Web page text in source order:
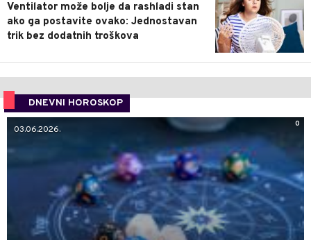
Ventilator može bolje da rashladi stan
ako ga postavite ovako: Jednostavan
trik bez dodatnih troškova
DNEVNI HOROSKOP
0
03.06.2026.